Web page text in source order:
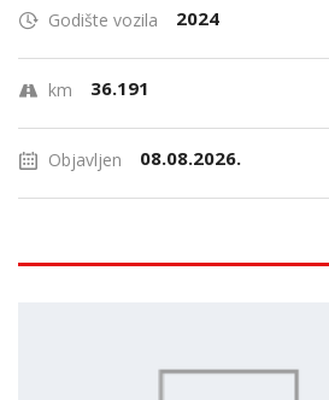
Godište vozila 2024
km 36.191
Objavljen 08.08.2026.